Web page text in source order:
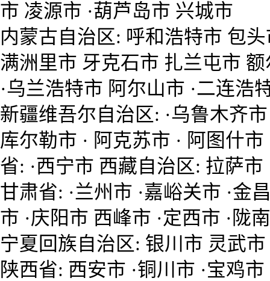
市 凌源市 ·葫芦岛市 兴城市
内蒙古自治区: 呼和浩特市 包
满洲里市 牙克石市 扎兰屯市
·乌兰浩特市 阿尔山市 ·二连浩
新疆维吾尔自治区: ·乌鲁木齐
库尔勒市 · 阿克苏市 · 阿图什
省: ·西宁市 西藏自治区: 拉萨市
甘肃省: ·兰州市 ·嘉峪关市 ·金
市 ·庆阳市 西峰市 ·定西市 ·陇
宁夏回族自治区: 银川市 灵武市
陕西省: 西安市 ·铜川市 ·宝鸡